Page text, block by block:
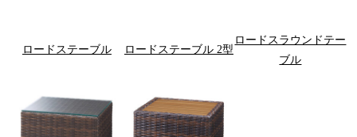
ロードステーブル ロードステーブル 2型
ロードスラウンドテー
ブル